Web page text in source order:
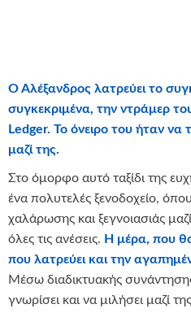
Ο Αλέξανδρος λατρεύει το
συγκεκριμένα, την ντράμερ
Ledger. Το όνειρο του ήταν να
μαζί της.
Στο όμορφο αυτό ταξίδι της
ένα πολυτελές ξενοδοχείο,
χαλάρωσης και ξεγνοιασιάς
όλες τις ανέσεις. Η μέρα, που
που λατρεύει και την
Μέσω διαδικτυακής
γνωρίσει και να μιλήσει μαζί